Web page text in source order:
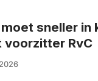
sneller in
voorzitter RvC